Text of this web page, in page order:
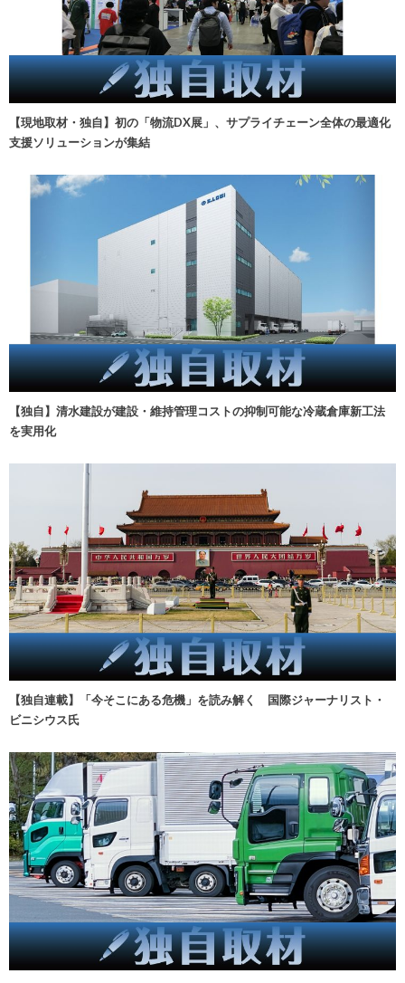
【現地取材・独自】初の「物流DX展」、サプライチェーン全体の最適化
支援ソリューションが集結
【独自】清水建設が建設・維持管理コストの抑制可能な冷蔵倉庫新工法
を実用化
【独自連載】「今そこにある危機」を読み解く 国際ジャーナリスト・
ビニシウス氏